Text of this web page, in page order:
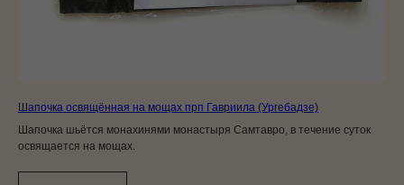
Шапочка освящённая на мощах прп Гавриила (Ургебадзе)
Шапочка шьётся монахинями монастыря Самтавро, в течение суток
освящается на мощах.